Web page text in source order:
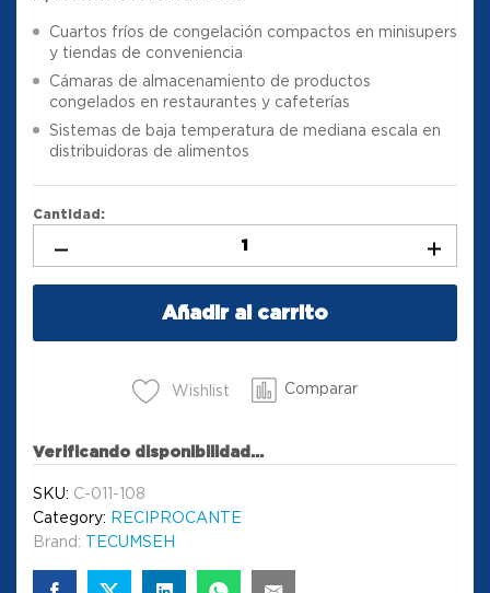
Cuartos fríos de congelación compactos en minisupers
y tiendas de conveniencia
Cámaras de almacenamiento de productos
congelados en restaurantes y cafeterías
Sistemas de baja temperatura de mediana escala en
distribuidoras de alimentos
Cantidad:
Añadir al carrito
Wishlist Comparar
Verificando disponibilidad...
SKU: C-011-108
Category: RECIPROCANTE
Brand: TECUMSEH